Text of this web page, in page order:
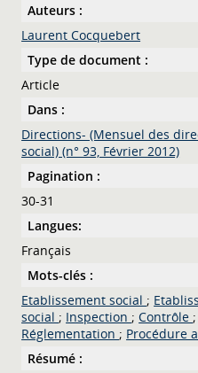
Auteurs :
Laurent Cocquebert
Type de document :
Article
Dans :
Directions- (Mensuel des
social) (n° 93, Février 2012)
Pagination :
30-31
Langues:
Français
Mots-clés :
Etablissement social ;
social ; Inspection ; Contrôle ;
Réglementation ; Procédure
Résumé :